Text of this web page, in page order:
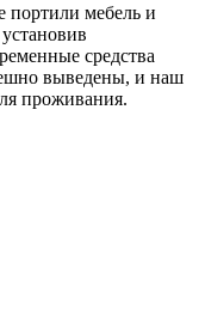
портили мебель и
средства
выведены, и наш
проживания.